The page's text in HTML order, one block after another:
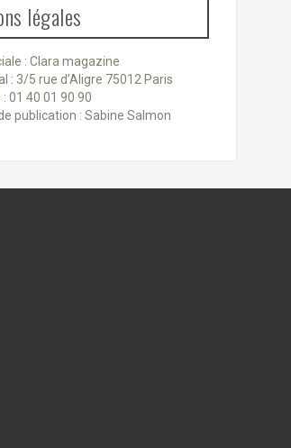
légales
: Clara magazine
: 3/5 rue d’Aligre 75012 Paris
01 40 01 90 90
publication : Sabine Salmon